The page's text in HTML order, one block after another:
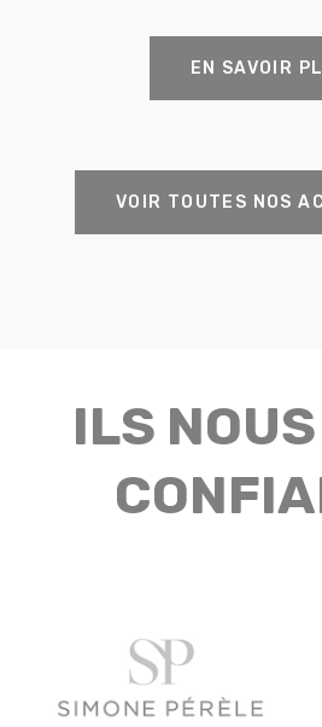
EN SAVOIR
VOIR TOUTES NOS
ILS